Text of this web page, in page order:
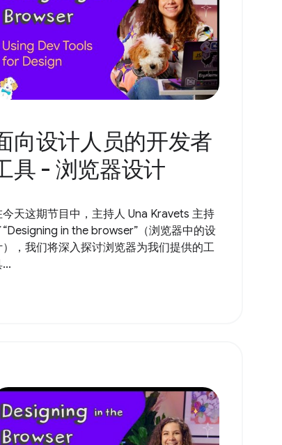
向设计人员的开发者
具 - 浏览器设计
今天这期节目中，主持人 Una Kravets 主持
“Designing in the browser”（浏览器中的设
），我们将深入探讨浏览器为我们提供的工